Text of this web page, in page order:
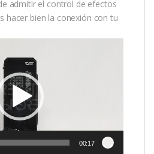
admitir el control de efectos
hacer bien la conexión con tu
00:17